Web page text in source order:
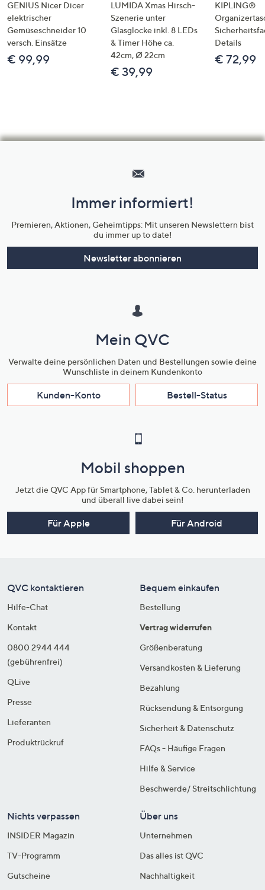
GENIUS Nicer Dicer
elektrischer
Gemüseschneider 10
versch. Einsätze
€ 99,99
LUMIDA Xmas Hirsch-
Szenerie unter
Glasglocke inkl. 8 LEDs
& Timer Höhe ca.
42cm, Ø 22cm
€ 39,99
KIPLING®
Details
€ 72,99
Unternehmensinformationen
Immer informiert!
Premieren, Aktionen, Geheimtipps: Mit unseren Newslettern bist
du immer up to date!
Newsletter abonnieren
Mein QVC
Verwalte deine persönlichen Daten und Bestellungen sowie deine
Wunschliste in deinem Kundenkonto
Kunden-Konto Bestell-Status
Mobil shoppen
Jetzt die QVC App für Smartphone, Tablet & Co. herunterladen
und überall live dabei sein!
Für Apple Für Android
QVC kontaktieren
Hilfe-Chat
Kontakt
0800 2944 444
(gebührenfrei)
QLive
Presse
Lieferanten
Produktrückruf
Bequem einkaufen
Bestellung
Vertrag widerrufen
Größenberatung
Versandkosten & Lieferung
Bezahlung
Rücksendung & Entsorgung
Sicherheit & Datenschutz
FAQs - Häufige Fragen
Hilfe & Service
Beschwerde/ Streitschlichtung
Nichts verpassen
INSIDER Magazin
TV-Programm
Gutscheine
Über uns
Unternehmen
Das alles ist QVC
Nachhaltigkeit